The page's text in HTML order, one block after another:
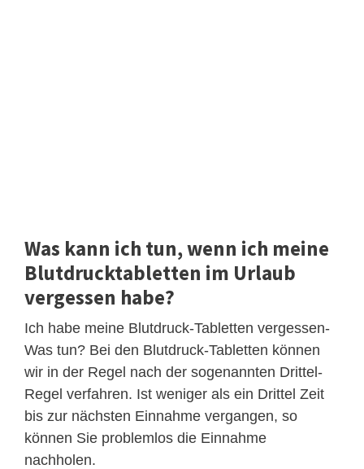
Was kann ich tun, wenn ich meine
Blutdrucktabletten im Urlaub
vergessen habe?
Ich habe meine Blutdruck-Tabletten vergessen-
Was tun? Bei den Blutdruck-Tabletten können
wir in der Regel nach der sogenannten Drittel-
Regel verfahren. Ist weniger als ein Drittel Zeit
bis zur nächsten Einnahme vergangen, so
können Sie problemlos die Einnahme
nachholen.